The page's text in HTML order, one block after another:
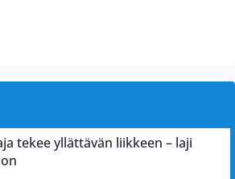
tekee yllättävän liikkeen – laji